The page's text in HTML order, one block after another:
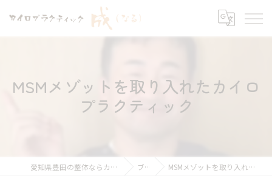
MSMメゾットを取り入れたカイロ
プラクティック
愛知県豊田の整体ならカイロプラクティック 成 ブログ MSMメゾットを取り入れたカイロプラクティック